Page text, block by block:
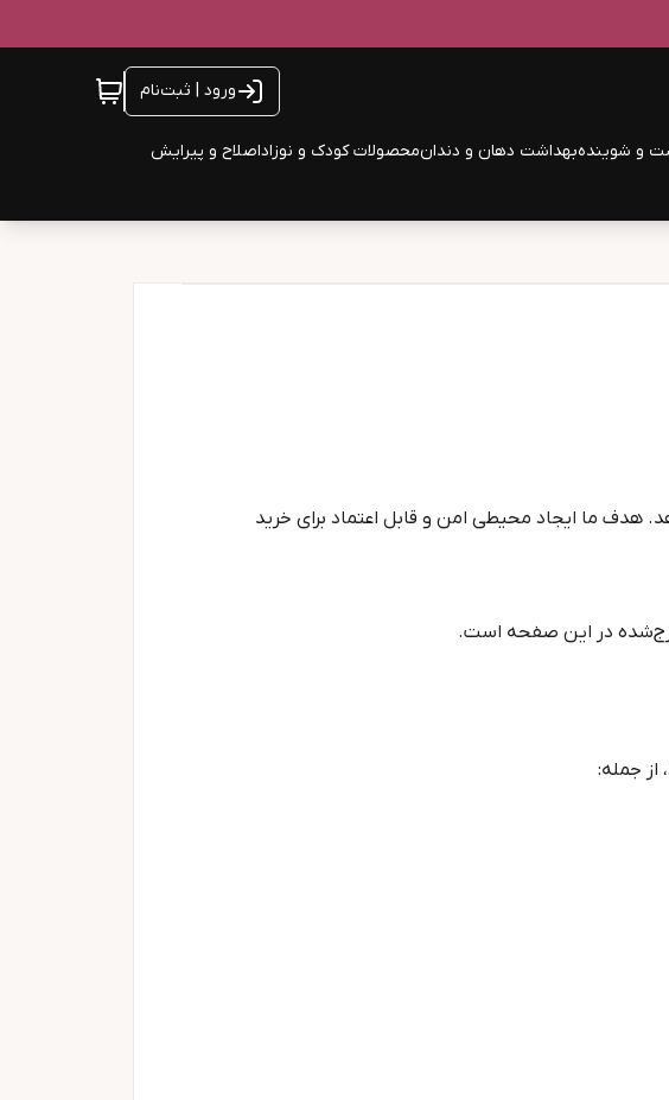
ورود | ثبت‌نام
و شویندهبهداشت دهان و دندانمحصولات کودک و نوزاداصلاح و پیرایش
ما ایجاد محیطی امن و قابل اعتماد برای خرید
در این صفحه است.
از جمله: